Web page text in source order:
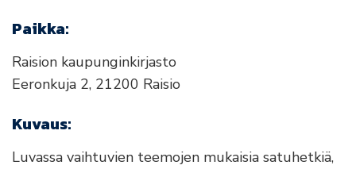
Paikka:
Raision kaupunginkirjasto
Eeronkuja 2, 21200 Raisio
Kuvaus:
Luvassa vaihtuvien teemojen mukaisia satuhetkiä,